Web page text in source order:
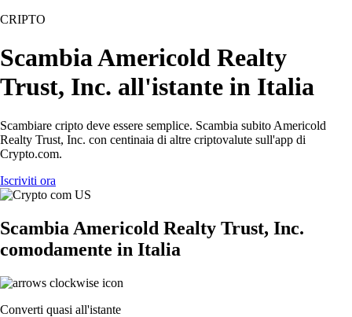
CRIPTO
Scambia Americold Realty
Trust, Inc. all'istante in Italia
Scambiare cripto deve essere semplice. Scambia subito Americold
Realty Trust, Inc. con centinaia di altre criptovalute sull'app di
Crypto.com.
Iscriviti ora
Scambia Americold Realty Trust, Inc.
comodamente in Italia
Converti quasi all'istante